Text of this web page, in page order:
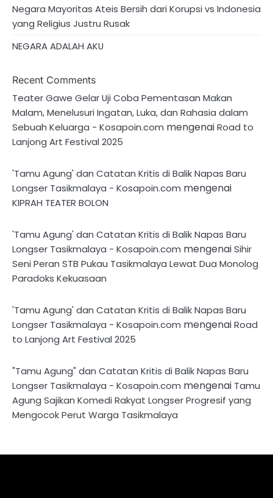
Negara Mayoritas Ateis Bersih dari Korupsi vs Indonesia
yang Religius Justru Rusak
NEGARA ADALAH AKU
Recent Comments
Teater Gawe Gelar Uji Coba Pementasan Makan
Malam, Menelusuri Ingatan, Luka, dan Rahasia dalam
Sebuah Keluarga - Kosapoin.com mengenaiRoad to
Lanjong Art Festival 2025
'Tamu Agung' dan Catatan Kritis di Balik Napas Baru
Longser Tasikmalaya - Kosapoin.com mengenai
KIPRAH TEATER BOLON
'Tamu Agung' dan Catatan Kritis di Balik Napas Baru
Longser Tasikmalaya - Kosapoin.com mengenaiSihir
Seni Peran STB Pukau Tasikmalaya Lewat Dua Monolog
Paradoks Kekuasaan
'Tamu Agung' dan Catatan Kritis di Balik Napas Baru
Longser Tasikmalaya - Kosapoin.com mengenaiRoad
to Lanjong Art Festival 2025
"Tamu Agung" dan Catatan Kritis di Balik Napas Baru
Longser Tasikmalaya - Kosapoin.com mengenai Tamu
Agung Sajikan Komedi Rakyat Longser Progresif yang
Mengocok Perut Warga Tasikmalaya